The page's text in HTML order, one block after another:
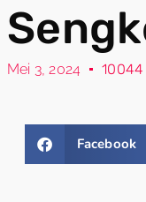
Mei 3, 2024
Facebook